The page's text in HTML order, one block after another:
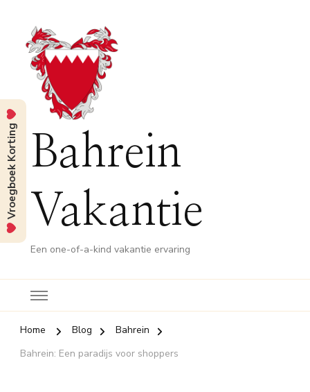
Bahrein
Vakantie
Een one-of-a-kind vakantie ervaring
Home Blog
Bahrein
Bahrein: Een paradijs voor shoppers
Vroegboek Korting